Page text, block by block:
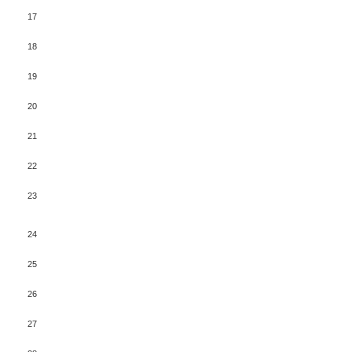
17
18
19
20
21
22
23
24
25
26
27